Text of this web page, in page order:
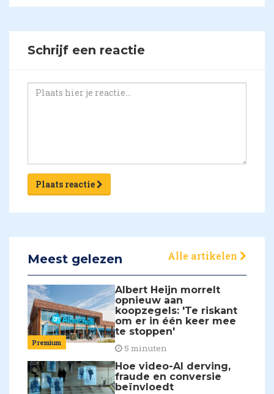
Schrijf een reactie
Plaats reactie
Meest gelezen Alle artikelen
Premium
Albert Heijn morrelt
opnieuw aan
koopzegels: 'Te riskant
om er in één keer mee
te stoppen'
5 minuten
Hoe video-AI derving,
fraude en conversie
beïnvloedt